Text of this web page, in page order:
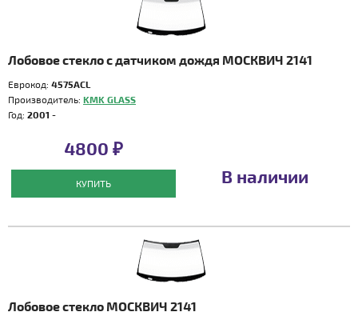
Лобовое стекло с датчиком дождя МОСКВИЧ 2141
Еврокод: 4575ACL
Производитель: KMK GLASS
Год: 2001 -
4800 ₽
КУПИТЬ В наличии
Лобовое стекло МОСКВИЧ 2141